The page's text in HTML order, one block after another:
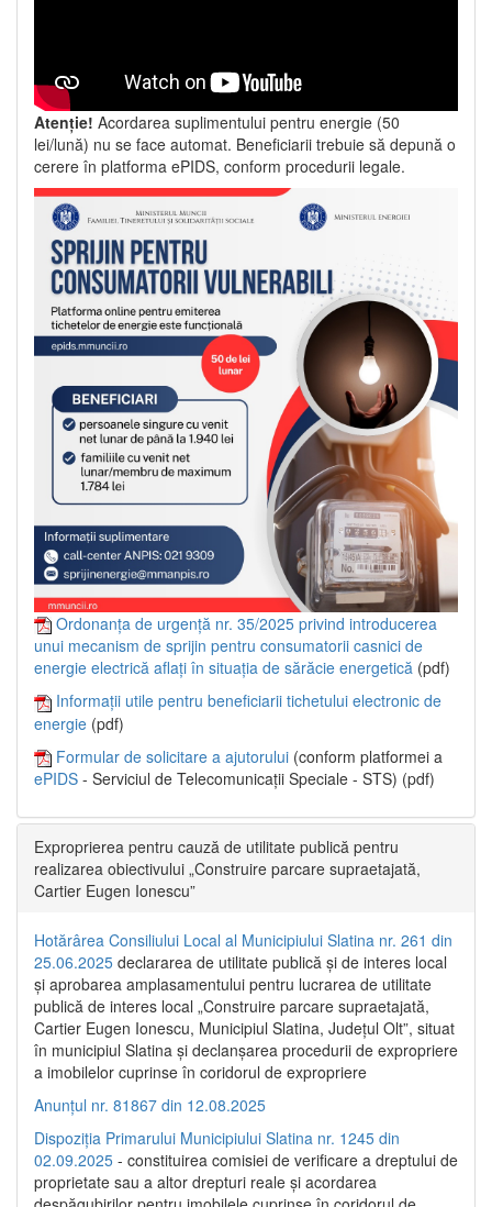
Atenție! Acordarea suplimentului pentru energie (50
lei/lună) nu se face automat. Beneficiarii trebuie să depună o
cerere în platforma ePIDS, conform procedurii legale.
Ordonanța de urgență nr. 35/2025 privind introducerea
unui mecanism de sprijin pentru consumatorii casnici de
energie electrică aflați în situația de sărăcie energetică (pdf)
Informații utile pentru beneficiarii tichetului electronic de
energie (pdf)
Formular de solicitare a ajutorului (conform platformei a
ePIDS - Serviciul de Telecomunicații Speciale - STS) (pdf)
Exproprierea pentru cauză de utilitate publică pentru
realizarea obiectivului „Construire parcare supraetajată,
Cartier Eugen Ionescu”
Hotărârea Consiliului Local al Municipiului Slatina nr. 261 din
25.06.2025 declararea de utilitate publică și de interes local
și aprobarea amplasamentului pentru lucrarea de utilitate
publică de interes local „Construire parcare supraetajată,
Cartier Eugen Ionescu, Municipiul Slatina, Județul Olt”, situat
în municipiul Slatina și declanșarea procedurii de expropriere
a imobilelor cuprinse în coridorul de expropriere
Anunțul nr. 81867 din 12.08.2025
Dispoziția Primarului Municipiului Slatina nr. 1245 din
02.09.2025 - constituirea comisiei de verificare a dreptului de
proprietate sau a altor drepturi reale și acordarea